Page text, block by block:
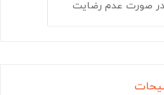
صورت عدم رضایت